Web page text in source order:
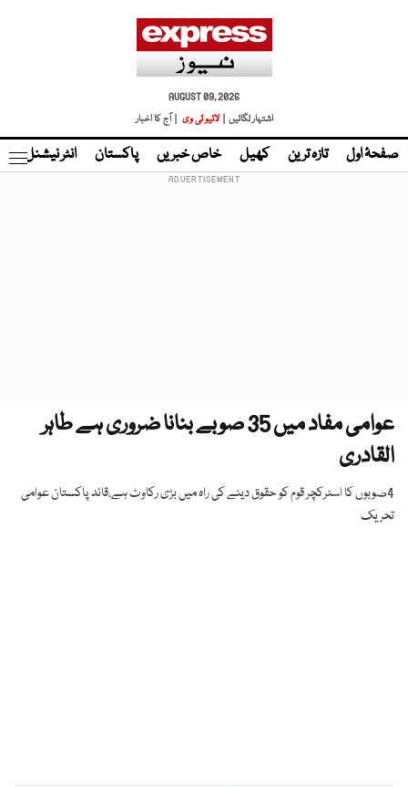
AUGUST 09, 2026
اشتہار لگائیں |
لائیو ٹی وی | آج کا اخبار
صفحۂ اول تازہ ترین کھیل خاص خبریں پاکستان انٹر نیشنل
عوامی مفاد میں 35 صوبے بنانا ضروری ہے طاہر
القادری
4صوبوں کا اسٹرکچر قوم کو حقوق دینے کی راہ میں بڑی رکاوٹ ہے،قائد پاکستان عوامی
تحریک